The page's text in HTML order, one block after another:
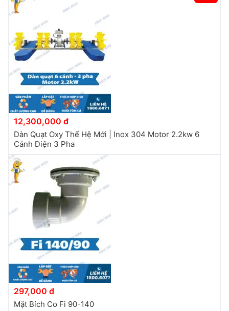
12,300,000 đ
Dàn Quạt Oxy Thế Hệ Mới | Inox 304 Motor 2.2kw 6
Cánh Điện 3 Pha
297,000 đ
Mặt Bích Co Fi 90-140